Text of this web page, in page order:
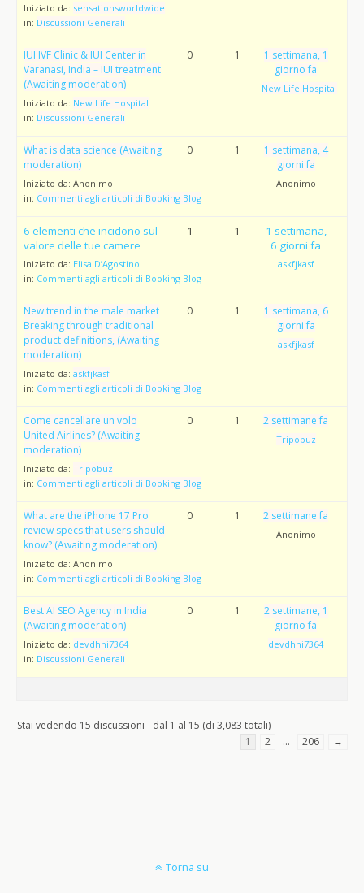
Iniziato da: sensationsworldwide
in: Discussioni Generali
IUI IVF Clinic & IUI Center in
Varanasi, India – IUI treatment
(Awaiting moderation)
Iniziato da: New Life Hospital
in: Discussioni Generali
0 1
1 settimana, 1
giorno fa
New Life Hospital
What is data science (Awaiting
moderation)
Iniziato da: Anonimo
in: Commenti agli articoli di Booking Blog
0 1
1 settimana, 4
giorni fa
Anonimo
6 elementi che incidono sul
valore delle tue camere
Iniziato da: Elisa D’Agostino
in: Commenti agli articoli di Booking Blog
1 1
1 settimana,
6 giorni fa
askfjkasf
New trend in the male market
Breaking through traditional
product definitions, (Awaiting
moderation)
Iniziato da: askfjkasf
in: Commenti agli articoli di Booking Blog
0 1
1 settimana, 6
giorni fa
askfjkasf
Come cancellare un volo
United Airlines? (Awaiting
moderation)
Iniziato da: Tripobuz
in: Commenti agli articoli di Booking Blog
0 1 2 settimane fa
Tripobuz
What are the iPhone 17 Pro
review specs that users should
know? (Awaiting moderation)
Iniziato da: Anonimo
in: Commenti agli articoli di Booking Blog
0 1 2 settimane fa
Anonimo
Best AI SEO Agency in India
(Awaiting moderation)
Iniziato da: devdhhi7364
in: Discussioni Generali
0 1
2 settimane, 1
giorno fa
devdhhi7364
Stai vedendo 15 discussioni - dal 1 al 15 (di 3,083 totali)
1
2 … 206 →
Torna su